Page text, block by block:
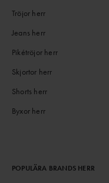
Tröjor herr
Jeans herr
Pikétröjor herr
Skjortor herr
Shorts herr
Byxor herr
POPULÄRA BRANDS HERR